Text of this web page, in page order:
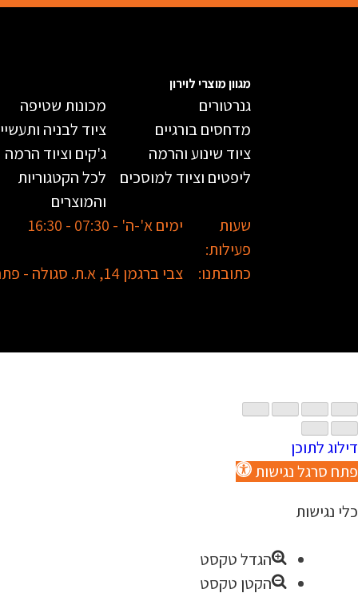
מגוון מוצרי לוירון
גנרטורים
מדחסים בורגיים
ציוד שינוע והרמה
ליפטים וציוד למוסכים
מכונות שטיפה
ציוד לבניה
ג'קים וציוד הרמה
לכל הקטגוריות
והמוצרים
שעות
פעילות:
ימים א'-ה' - 07:30 - 16:30
כתובתנו: צבי ברגמן 14, א.ת. סגולה - פתח תקווה
דילוג לתוכן
פתח סרגל נגישות
כלי נגישות
הגדל טקסט
הקטן טקסט